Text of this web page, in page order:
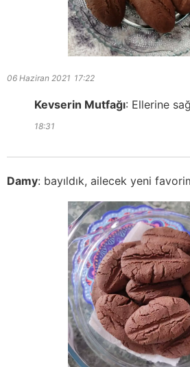
06 Haziran 2021 17:22
Kevserin Mutfağı: Ellerine
18:31
Damy: bayıldık, ailecek yeni